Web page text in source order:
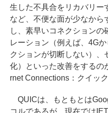
生した不具合をリカバリー
など、不便な面が少なから
し、素早いコネクション
レーション（例えば、4G
クションが切断しない）
化）といった改善をするの
rnet Connections：クイッ
QUICは、もともとは
コルであるが、現在では